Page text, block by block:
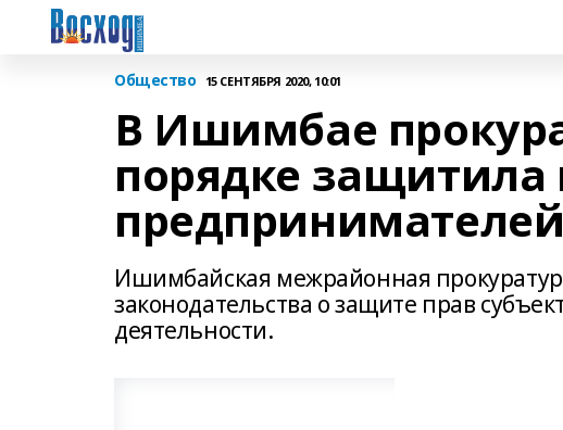
Общество 15 СЕНТЯБРЯ 2020, 10:01
В Ишимбае
порядке защитила
предпринимателей
Ишимбайская межрайонная
законодательства о защите прав
деятельности.